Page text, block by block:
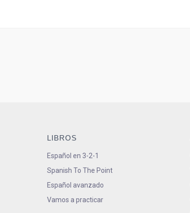
LIBROS
Español en 3-2-1
Spanish To The Point
Español avanzado
Vamos a practicar